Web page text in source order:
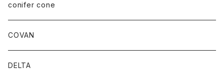
conifer cone
COVAN
DELTA